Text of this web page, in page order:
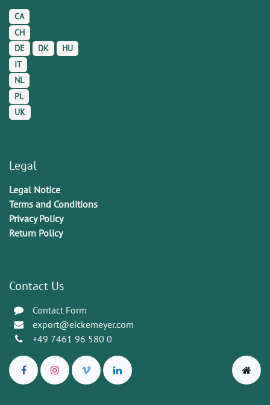
CA
CH
DE
DK
HU
IT
NL
PL
UK
Legal
Legal Notice
Terms and Conditions
Privacy Policy
Return Policy
Contact Us
Contact Form
export@eickemeyer.com
+49 7461 96 580 0